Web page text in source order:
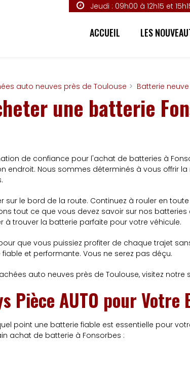
Jeudi : 09h00 à 12h15 et
ACCUEIL LES
auto neuves près de Toulouse Batterie neuve
une batterie
de confiance pour l'achat de batteries à
endroit. Nous sommes déterminés à vous offrir
sur le bord de la route. Continuez à rouler en
tout ce que vous devez savoir sur nos
trouver la batterie parfaite pour votre véhicule.
que vous puissiez profiter de chaque trajet
et performante. Vous ne serez pas déçu.
auto neuves près de Toulouse, visitez notre
Pièce AUTO pour
point une batterie fiable est essentielle pour
achat de batterie à Fonsorbes :